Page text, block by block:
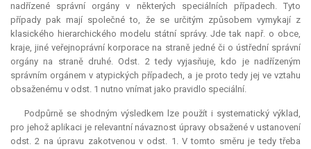
nadřízené správní orgány v některých speciálních případech. Tyto
případy pak mají společné to, že se určitým způsobem vymykají z
klasického hierarchického modelu státní správy. Jde tak např. o obce,
kraje, jiné veřejnoprávní korporace na straně jedné či o ústřední správní
orgány na straně druhé. Odst. 2 tedy vyjasňuje, kdo je nadřízeným
správním orgánem v atypických případech, a je proto tedy jej ve vztahu
obsaženému v odst. 1 nutno vnímat jako pravidlo speciální.
Podpůrně se shodným výsledkem lze použít i systematický výklad,
pro jehož aplikaci je relevantnínávaznost úpravy obsažené v ustanovení
odst. 2 na úpravu zakotvenou v odst. 1. V tomto směru je tedy třeba